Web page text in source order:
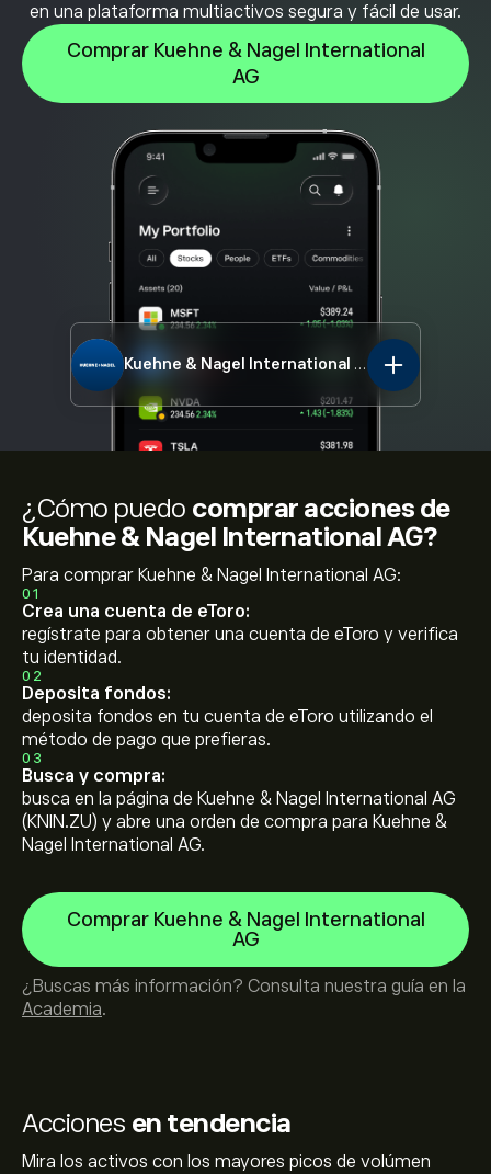
en una plataforma multiactivos segura y fácil de usar.
Comprar Kuehne & Nagel International
AG
Kuehne & Nagel International AG KNIN.ZU
Acciones en tendencia
Mira los activos con los mayores picos de volúmen
¿Cómo puedo comprar acciones de
Kuehne & Nagel International AG?
Para comprar Kuehne & Nagel International AG:
01
Crea una cuenta de eToro:
regístrate para obtener una cuenta de eToro y verifica
tu identidad.
02
Deposita fondos:
deposita fondos en tu cuenta de eToro utilizando el
método de pago que prefieras.
03
Busca y compra:
busca en la página de Kuehne & Nagel International AG
(KNIN.ZU) y abre una orden de compra para Kuehne &
Nagel International AG.
Comprar Kuehne & Nagel International
AG
¿Buscas más información? Consulta nuestra guía en la
Academia.